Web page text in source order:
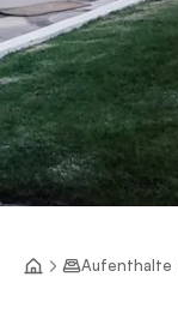
Aufenthalte